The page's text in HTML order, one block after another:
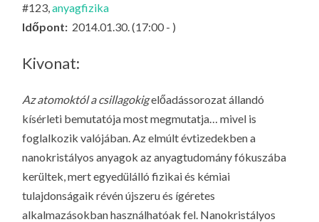
#123,anyagfizika
Időpont: 2014.01.30. (17:00 - )
Kivonat:
Az atomoktól a csillagokigelőadássorozat állandó
kísérleti bemutatója most megmutatja… mivel is
foglalkozik valójában. Az elmúlt évtizedekben a
nanokristályos anyagok az anyagtudomány fókuszába
kerültek, mert egyedülálló fizikai és kémiai
tulajdonságaik révén újszeru és ígéretes
alkalmazásokban használhatóak fel. Nanokristályos